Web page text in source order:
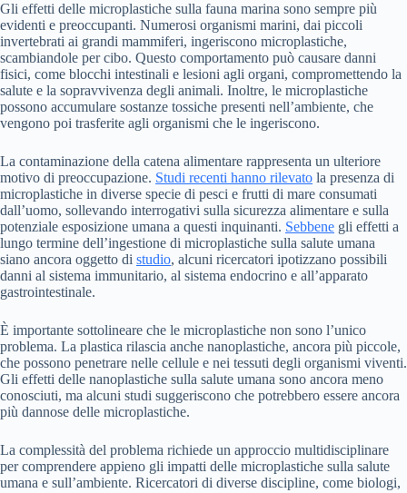
Gli effetti delle microplastiche sulla fauna marina sono sempre più
evidenti e preoccupanti. Numerosi organismi marini, dai piccoli
invertebrati ai grandi mammiferi, ingeriscono microplastiche,
scambiandole per cibo. Questo comportamento può causare danni
fisici, come blocchi intestinali e lesioni agli organi, compromettendo la
salute e la sopravvivenza degli animali. Inoltre, le microplastiche
possono accumulare sostanze tossiche presenti nell’ambiente, che
vengono poi trasferite agli organismi che le ingeriscono.
La contaminazione della catena alimentare rappresenta un ulteriore
motivo di preoccupazione. Studi recenti hanno rilevato la presenza di
microplastiche in diverse specie di pesci e frutti di mare consumati
dall’uomo, sollevando interrogativi sulla sicurezza alimentare e sulla
potenziale esposizione umana a questi inquinanti. Sebbene gli effetti a
lungo termine dell’ingestione di microplastiche sulla salute umana
siano ancora oggetto di studio, alcuni ricercatori ipotizzano possibili
danni al sistema immunitario, al sistema endocrino e all’apparato
gastrointestinale.
È importante sottolineare che le microplastiche non sono l’unico
problema. La plastica rilascia anche nanoplastiche, ancora più piccole,
che possono penetrare nelle cellule e nei tessuti degli organismi viventi.
Gli effetti delle nanoplastiche sulla salute umana sono ancora meno
conosciuti, ma alcuni studi suggeriscono che potrebbero essere ancora
più dannose delle microplastiche.
La complessità del problema richiede un approccio multidisciplinare
per comprendere appieno gli impatti delle microplastiche sulla salute
umana e sull’ambiente. Ricercatori di diverse discipline, come biologi,